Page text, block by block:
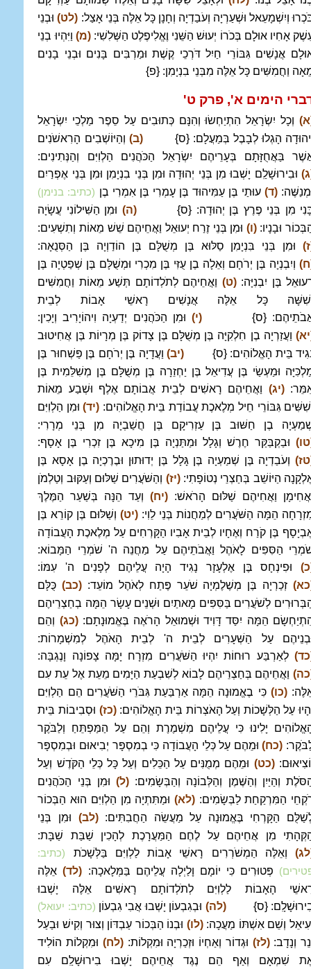
וְיִשְׁמָעֵאל וּשְׁעַרְיָה וְעֹבַדְיָה וְחָנָן כָּל אֵלֶּה בְּנֵי אָצַל: (לט) וּבְנֵי
אָחִיו אוּלָם בְּכֹרוֹ יְעוּשׁ הַשֵּׁנִי וֶאֱלִיפֶלֶט הַשְּׁלִשִׁי:(מ) וַיִּהְיוּ בְנֵי
אֲנָשִׁים גִּבּוֹרֵי חַיִל דֹּרְכֵי קֶשֶׁת וּמַרְבִּים בָּנִים וּבְנֵי בָנִים
וַחֲמִשִּׁים כָּל אֵלֶּה מִבְּנֵי בִנְיָמִן: {פ}
הימים א', פרק ט'
וְכָל יִשְׂרָאֵל הִתְיַחְשׂוּ וְהִנָּם כְּתוּבִים עַל סֵפֶר מַלְכֵי יִשְׂרָאֵל
הָגְלוּ לְבָבֶל בְּמַעֲלָם: {ס}(ב) וְהַיּוֹשְׁבִים הָרִאשֹׁנִים
בַּאֲחֻזָּתָם בְּעָרֵיהֶם יִשְׂרָאֵל הַכֹּהֲנִים הַלְוִיִּם וְהַנְּתִינִים:
וּבִירוּשָׁלִַם יָשְׁבוּ מִן בְּנֵי יְהוּדָה וּמִן בְּנֵי בִנְיָמִן וּמִן בְּנֵי אֶפְרַיִם
(ד) עוּתַי בֶּן עַמִּיהוּד בֶּן עָמְרִי בֶּן אִמְרִי בֶן (כתיב: בנימן)
מִן בְּנֵי פֶרֶץ בֶּן יְהוּדָה: {ס}(ה) וּמִן הַשִּׁילוֹנִי עֲשָׂיָה
וּבָנָיו:(ו) וּמִן בְּנֵי זֶרַח יְעוּאֵל וַאֲחֵיהֶם שֵׁשׁ מֵאוֹת וְתִשְׁעִים:
וּמִן בְּנֵי בִּנְיָמִן סַלּוּא בֶּן מְשֻׁלָּם בֶּן הוֹדַוְיָה בֶּן הַסְּנֻאָה:
וְיִבְנְיָה בֶּן יְרֹחָם וְאֵלָה בֶן עֻזִּי בֶּן מִכְרִי וּמְשֻׁלָּם בֶּן שְׁפַטְיָה בֶּן
בֶּן יִבְנִיָּה:(ט) וַאֲחֵיהֶם לְתֹלְדוֹתָם תְּשַׁע מֵאוֹת וַחֲמִשִּׁים
כָּל אֵלֶּה אֲנָשִׁים רָאשֵׁי אָבוֹת לְבֵית
{ס}(י) וּמִן הַכֹּהֲנִים יְדַעְיָה וִיהוֹיָרִיב וְיָכִין:
וַעֲזַרְיָה בֶן חִלְקִיָּה בֶּן מְשֻׁלָּם בֶּן צָדוֹק בֶּן מְרָיוֹת בֶּן אֲחִיטוּב
בֵּית הָאֱלוֹהִים: {ס} (יב) וַעֲדָיָה בֶּן יְרֹחָם בֶּן פַּשְׁחוּר בֶּן
וּמַעְשַׂי בֶּן עֲדִיאֵל בֶּן יַחְזֵרָה בֶּן מְשֻׁלָּם בֶּן מְשִׁלֵּמִית בֶּן
(יג) וַאֲחֵיהֶם רָאשִׁים לְבֵית אֲבוֹתָם אֶלֶף וּשְׁבַע מֵאוֹת
גִּבּוֹרֵי חֵיל מְלֶאכֶת עֲבוֹדַת בֵּית הָאֱלוֹהִים: (יד) וּמִן הַלְוִיִּם
בֶן חַשּׁוּב בֶּן עַזְרִיקָם בֶּן חֲשַׁבְיָה מִן בְּנֵי מְרָרִי:
וּבַקְבַּקַּר חֶרֶשׁ וְגָלָל וּמַתַּנְיָה בֶּן מִיכָא בֶּן זִכְרִי בֶּן אָסָף:
וְעֹבַדְיָה בֶּן שְׁמַעְיָה בֶּן גָּלָל בֶּן יְדוּתוּן וּבֶרֶכְיָה בֶן אָסָא בֶּן
הַיּוֹשֵׁב בְּחַצְרֵי נְטוֹפָתִי:(יז) וְהַשֹּׁעֲרִים שַׁלּוּם וְעַקּוּב וְטַלְמֹן
וַאֲחִיהֶם שַׁלּוּם הָרֹאשׁ: (יח)
וְעַד הֵנָּה בְּשַׁעַר הַמֶּלֶךְ
הֵמָּה הַשֹּׁעֲרִים לְמַחֲנוֹת בְּנֵי לֵוִי: (יט) וְשַׁלּוּם בֶּן קוֹרֵא בֶּן
בֶּן קֹרַח וְאֶחָיו לְבֵית אָבִיו הַקָּרְחִים עַל מְלֶאכֶת הָעֲבוֹדָה
הַסִּפִּים לָאֹהֶל וַאֲבֹתֵיהֶם עַל מַחֲנֵה ה' שֹׁמְרֵי הַמָּבוֹא:
וּפִינְחָס בֶּן אֶלְעָזָר נָגִיד הָיָה עֲלֵיהֶם לְפָנִים ה' עִמּוֹ:
זְכַרְיָה בֶּן מְשֶׁלֶמְיָה שֹׁעֵר פֶּתַח לְאֹהֶל מוֹעֵד: (כב) כֻּלָּם
לְשֹׁעֲרִים בַּסִּפִּים מָאתַיִם וּשְׁנֵים עָשָׂר הֵמָּה בְחַצְרֵיהֶם
הֵמָּה יִסַּד דָּוִיד וּשְׁמוּאֵל הָרֹאֶה בֶּאֱמוּנָתָם:(כג) וְהֵם
עַל הַשְּׁעָרִים לְבֵית ה' לְבֵית הָאֹהֶל לְמִשְׁמָרוֹת:
לְאַרְבַּע רוּחוֹת יִהְיוּ הַשֹּׁעֲרִים מִזְרָח יָמָּה צָפוֹנָה וָנֶגְבָּה:
וַאֲחֵיהֶם בְּחַצְרֵיהֶם לָבוֹא לְשִׁבְעַת הַיָּמִים מֵעֵת אֶל עֵת עִם
(כו) כִּי בֶאֱמוּנָה הֵמָּה אַרְבַּעַת גִּבֹּרֵי הַשֹּׁעֲרִים הֵם הַלְוִיִּם
עַל הַלְּשָׁכוֹת וְעַל הָאֹצְרוֹת בֵּית הָאֱלוֹהִים:(כז) וּסְבִיבוֹת בֵּית
יָלִינוּ כִּי עֲלֵיהֶם מִשְׁמֶרֶת וְהֵם עַל הַמַּפְתֵּחַ וְלַבֹּקֶר
(כח) וּמֵהֶם עַל כְּלֵי הָעֲבוֹדָה כִּי בְמִסְפָּר יְבִיאוּם וּבְמִסְפָּר
(כט) וּמֵהֶם מְמֻנִּים עַל הַכֵּלִים וְעַל כָּל כְּלֵי הַקֹּדֶשׁ וְעַל
וְהַיַּיִן וְהַשֶּׁמֶן וְהַלְּבוֹנָה וְהַבְּשָׂמִים: (ל) וּמִן בְּנֵי הַכֹּהֲנִים
הַמִּרְקַחַת לַבְּשָׂמִים:(לא) וּמַתִּתְיָה מִן הַלְוִיִּם הוּא הַבְּכוֹר
הַקָּרְחִי בֶּאֱמוּנָה עַל מַעֲשֵׂה הַחֲבִתִּים:(לב)
וּמִן בְּנֵי
מִן אֲחֵיהֶם עַל לֶחֶם הַמַּעֲרָכֶת לְהָכִין שַׁבַּת שַׁבָּת:
וְאֵלֶּה הַמְשֹׁרְרִים רָאשֵׁי אָבוֹת לַלְוִיִּם בַּלְּשָׁכֹת
(כתיב:
פְּטוּרִים כִּי יוֹמָם וָלַיְלָה עֲלֵיהֶם בַּמְּלָאכָה: (לד) אֵלֶּה
הָאָבוֹת לַלְוִיִּם לְתֹלְדוֹתָם רָאשִׁים אֵלֶּה יָשְׁבוּ
{ס}(לה) וּבְגִבְעוֹן יָשְׁבוּ אֲבִי גִבְעוֹן (כתיב: יעואל)
וְשֵׁם אִשְׁתּוֹ מַעֲכָה:(לו) וּבְנוֹ הַבְּכוֹר עַבְדּוֹן וְצוּר וְקִישׁ וּבַעַל
וְנָדָב:(לז) וּגְדוֹר וְאַחְיוֹ וּזְכַרְיָה וּמִקְלוֹת:(לח) וּמִקְלוֹת הוֹלִיד
שִׁמְאָם וְאַף הֵם נֶגֶד אֲחֵיהֶם יָשְׁבוּ בִירוּשָׁלִַם עִם